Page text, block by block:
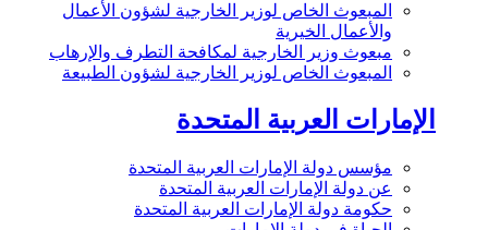
المبعوث الخاص لوزير الخارجية لشؤون الأعمال
والأعمال الخيرية
مبعوث وزير الخارجية لمكافحة التطرف والإرهاب
المبعوث الخاص لوزير الخارجية لشؤون الطبيعة
الإمارات العربية المتحدة
مؤسس دولة الإمارات العربية المتحدة
عن دولة الإمارات العربية المتحدة
حكومة دولة الإمارات العربية المتحدة